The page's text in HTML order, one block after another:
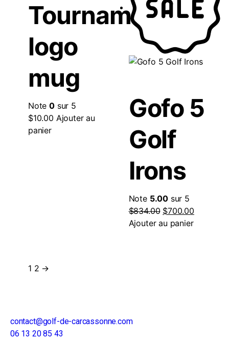
Tournament
logo
mug
Note0sur 5
$10.00 Ajouter au
panier
Gofo 5
Golf
Irons
Note 5.00sur 5
$834.00 $700.00
Ajouter au panier
1 2 →
contact@golf-de-carcassonne.com
06 13 20 85 43